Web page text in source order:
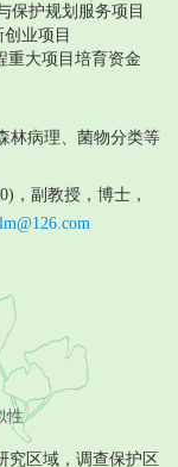
保护规划服务项目
业项目
重大项目培育资金
林病理、菌物分类等
，副教授，博士，
性
究区域，调查保护区